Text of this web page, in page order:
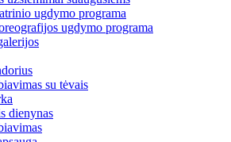
ugdymo programa
ugdymo programa
su tėvais
dienynas